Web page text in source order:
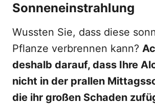
Sonneneinstrahlung
Wussten Sie, dass diese
Pflanze verbrennen kann?
deshalb darauf, dass Ihre
nicht in der prallen
die ihr großen Schaden